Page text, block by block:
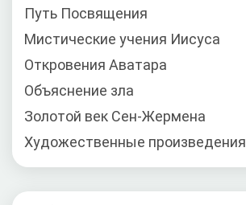
Путь Посвящения
Мистические учения Иисуса
Откровения Аватара
Объяснение зла
Золотой век Сен-Жермена
Художественные произведения